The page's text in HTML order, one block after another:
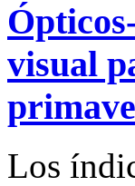
visual
Los